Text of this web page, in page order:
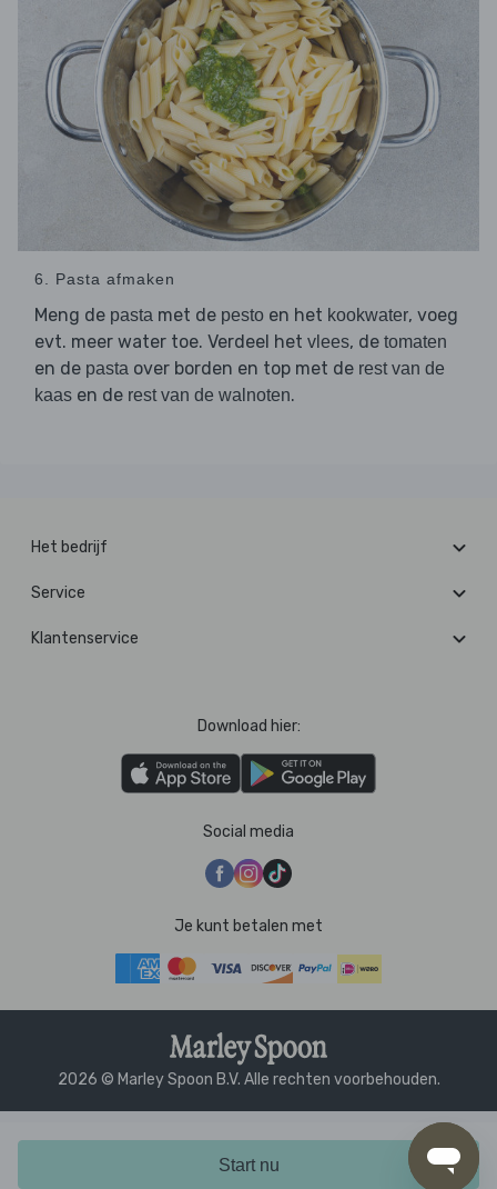
Start nu
6. Pasta afmaken
Meng de pasta met de pesto en het kookwater, voeg
evt. meer water toe. Verdeel het vlees, de tomaten
en de pasta over borden en top met de rest van de
kaas en de rest van de walnoten.
Het bedrijf
Service
Klantenservice
Download hier:
Social media
Je kunt betalen met
2026 © Marley Spoon B.V. Alle rechten voorbehouden.